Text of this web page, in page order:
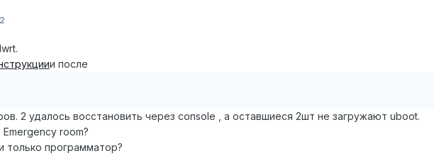
и после
2 удалось восстановить через console , а оставшиеся 2шт не загружают uboot.
room?
только программатор?